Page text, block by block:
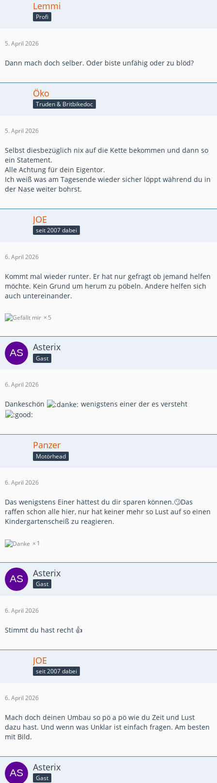
Lemmi
Profi
5. April 2026
Dann mach doch selber. Oder biste unfähig oder zu blöd?
Öko
Truden & Britbikedoc
5. April 2026
Selbst diesbezüglich nix auf die Kette bekommen und dann so
ein Statement.
Alle Achtung für dein Eigentor.
Ich weiß was am Tagesende wieder sicher löppt während du in
der Nase weiter bohrst.
JOE
seit 2007 dabei
6. April 2026
Kommt mal wieder runter. Er hat nur gefragt ob jemand helfen
möchte. Kein Grund um herum zu pöbeln. Andere helfen sich
auch untereinander.
5
Asterix
Gast
6. April 2026
Dankeschön wenigstens einer der es versteht
Panzer
Motörhead
6. April 2026
Das wenigstens Einer hättest du dir sparen können.🙄Das
raffen schon alle hier, nur hat keiner mehr so Lust auf so einen
Kindergartenscheiß zu reagieren.
1
Asterix
Gast
6. April 2026
Stimmt du hast recht 👍
JOE
seit 2007 dabei
6. April 2026
Mach doch deinen Umbau so pö a pö wie du Zeit und Lust
dazu hast. Und wenn was Unklar ist einfach fragen. Am besten
mit Bild.
Asterix
Gast